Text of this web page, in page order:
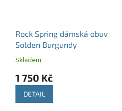
Rock Spring dámská obuv
Solden Burgundy
Skladem
1 750 Kč
DETAIL